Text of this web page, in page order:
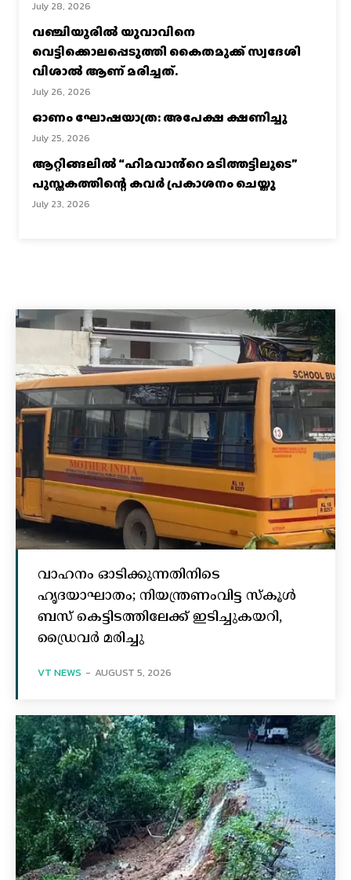
July 28, 2026
വഞ്ചിയൂരില്‍ യുവാവിനെ
വെട്ടിക്കൊലപ്പെടുത്തി കൈതമുക്ക് സ്വദേശി
വിശാല്‍ ആണ് മരിച്ചത്.
July 26, 2026
ഓണം ഘോഷയാത്ര: അപേക്ഷ ക്ഷണിച്ചു
July 25, 2026
ആറ്റിങ്ങലിൽ “ഹിമവാൻ്റെ മടിത്തട്ടിലൂടെ”
പുസ്തകത്തിന്റെ കവർ പ്രകാശനം ചെയ്തു
July 23, 2026
വാഹനം ഓടിക്കുന്നതിനിടെ
ഹൃദയാഘാതം; നിയന്ത്രണംവിട്ട സ്കൂൾ
ബസ് കെട്ടിടത്തിലേക്ക് ഇടിച്ചുകയറി,
ഡ്രൈവർ മരിച്ചു
VT NEWS - AUGUST 5, 2026